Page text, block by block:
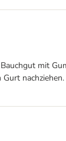
mit